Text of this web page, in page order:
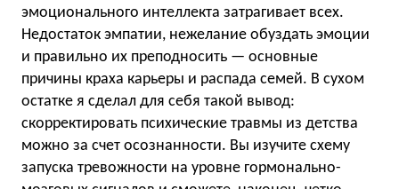
эмоционального интеллекта затрагивает всех.
Недостаток эмпатии, нежелание обуздать эмоции
и правильно их преподносить — основные
причины краха карьеры и распада семей. В сухом
остатке я сделал для себя такой вывод:
скорректировать психические травмы из детства
можно за счет осознанности. Вы изучите схему
запуска тревожности на уровне гормонально-